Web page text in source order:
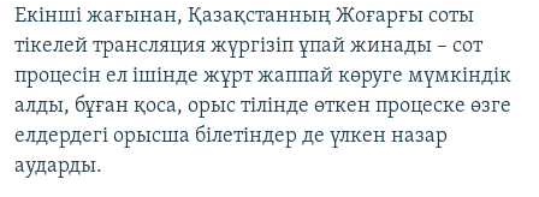
Екінші жағынан, Қазақстанның Жоғарғы соты
тікелей трансляция жүргізіп ұпай жинады – сот
процесін ел ішінде жұрт жаппай көруге мүмкіндік
алды, бұған қоса, орыс тілінде өткен процеске өзге
елдердегі орысша білетіндер де үлкен назар
аударды.